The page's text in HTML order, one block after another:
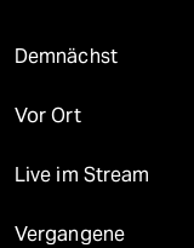
Demnächst
Vor Ort
Live im Stream
Vergangene